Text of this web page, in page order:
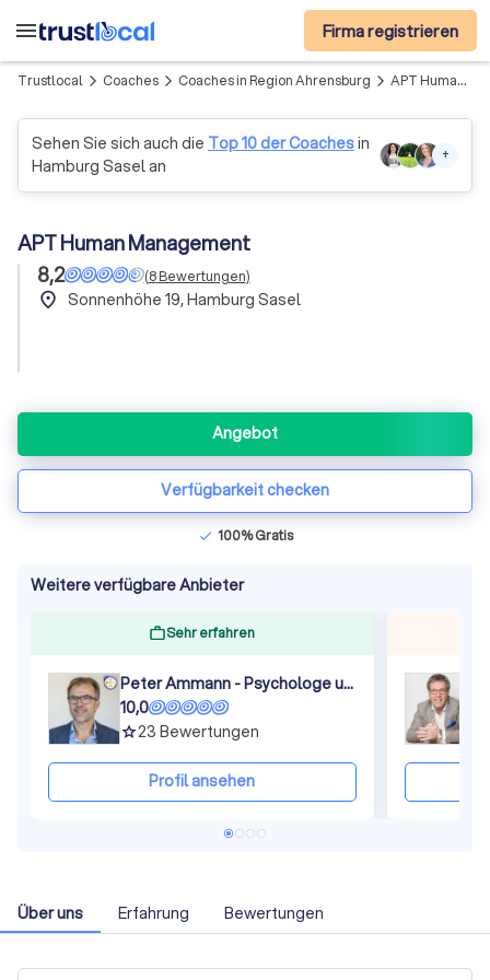
menu Firma registrieren
Trustlocal arrow_forward_ios Coaches arrow_forward_ios Coaches in Region Ahrensburg arrow_forward_ios APT Human Management
Sehen Sie sich auch die Top 10 der Coachesin
Hamburg Sasel an
+
APT Human Management
8,2
(8Bewertungen)
place Sonnenhöhe 19, Hamburg Sasel
Angebot
Verfügbarkeit checken
check 100% Gratis
Weitere verfügbare Anbieter
Sehr erfahren
Peter Ammann - Psychologe und Master Certified Coach (ICF), Team Coach (ITCA), Coaching Supervisor (ESIA)
10,0
grade23 Bewertungen
Profil ansehen
Über uns Erfahrung Bewertungen